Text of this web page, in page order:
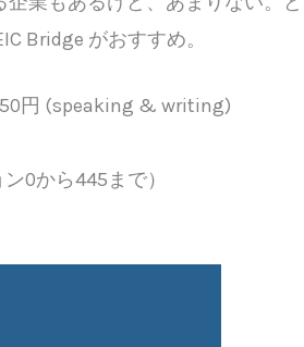
Bridge がおすすめ。
円 (speaking & writing)
0から445まで）